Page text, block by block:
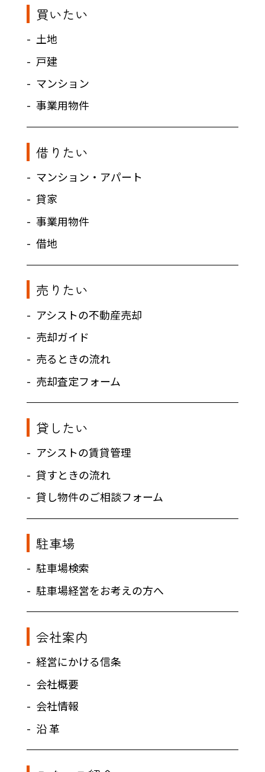
買いたい
土地
戸建
マンション
事業用物件
借りたい
マンション・アパート
貸家
事業用物件
借地
売りたい
アシストの不動産売却
売却ガイド
売るときの流れ
売却査定フォーム
貸したい
アシストの賃貸管理
貸すときの流れ
貸し物件のご相談フォーム
駐車場
駐車場検索
駐車場経営をお考えの方へ
会社案内
経営にかける信条
会社概要
会社情報
沿 革